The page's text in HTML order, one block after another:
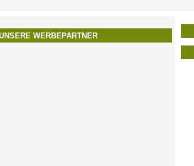
WERBEPARTNER